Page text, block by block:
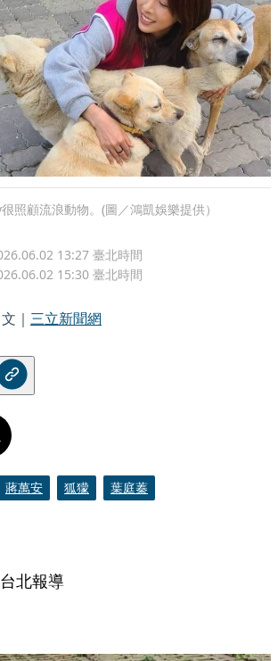
照顧流浪動物。(圖／鴻凱娛樂提供）
13:27 臺北時間
15:30 臺北時間
文｜ 三立新聞網
蔣萬安 狐獴 葉庭蓁
北報導